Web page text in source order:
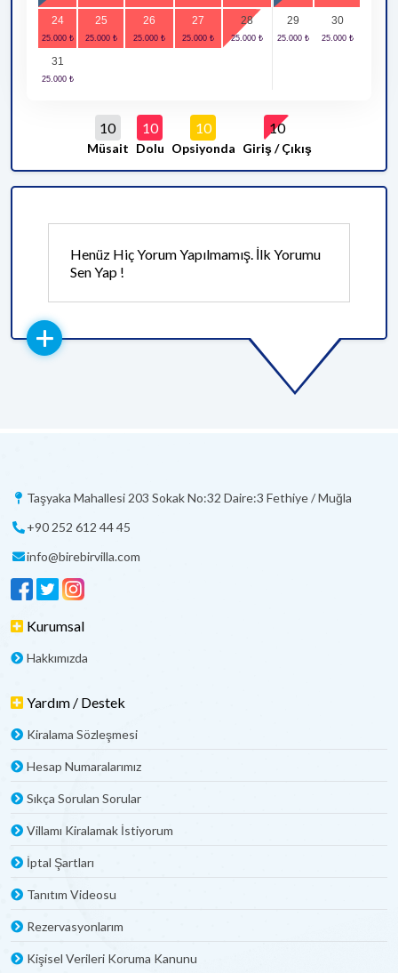
24 25 26 27 28 29 30
31
10
Müsait
10
Dolu
10
Opsiyonda
10
Giriş / Çıkış
Henüz Hiç Yorum Yapılmamış. İlk Yorumu
Sen Yap !
Taşyaka Mahallesi 203 Sokak No:32 Daire:3 Fethiye / Muğla
+90 252 612 44 45
info@birebirvilla.com
Kurumsal
Hakkımızda
Yardım / Destek
Kiralama Sözleşmesi
Hesap Numaralarımız
Sıkça Sorulan Sorular
Villamı Kiralamak İstiyorum
İptal Şartları
Tanıtım Videosu
Rezervasyonlarım
Kişisel Verileri Koruma Kanunu